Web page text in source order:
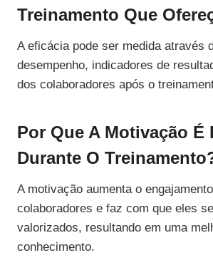
Treinamento Que
A eficácia pode ser medida através
desempenho, indicadores de
dos colaboradores após o
Por Que A Motivação É
Durante O
A motivação aumenta o
colaboradores e faz com que eles
valorizados, resultando em uma
conhecimento.